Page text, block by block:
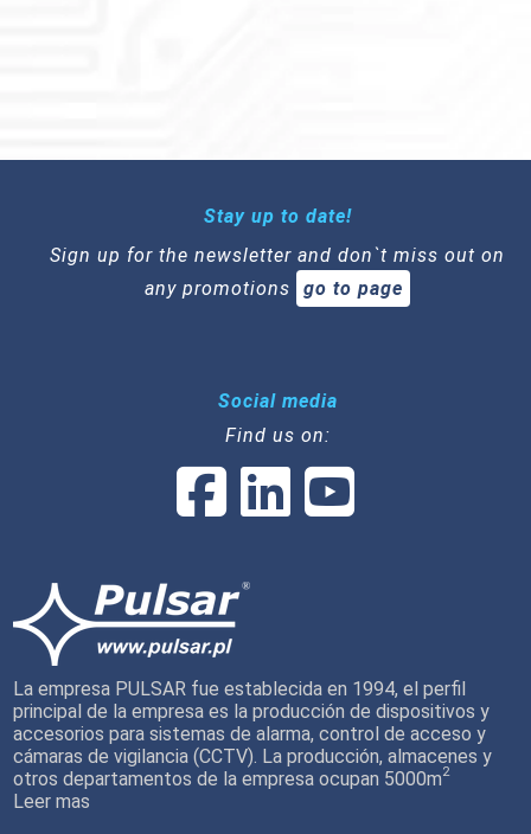
Stay up to date!
Sign up for the newsletter and don`t miss out on
any promotions
go to page
Social media
Find us on:
La empresa PULSAR fue establecida en 1994, el perfil
principal de la empresa es la producción de dispositivos y
accesorios para sistemas de alarma, control de acceso y
cámaras de vigilancia (CCTV). La producción, almacenes y
otros departamentos de la empresa ocupan 5000m2
Leer mas